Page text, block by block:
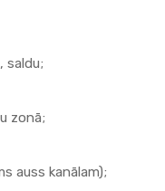
saldu;
zonā;
auss kanālam);